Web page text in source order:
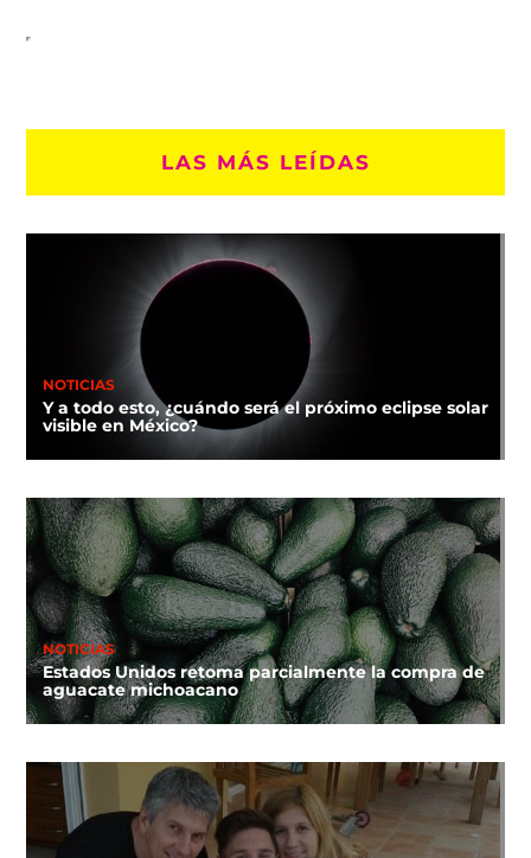
LAS MÁS LEÍDAS
NOTICIAS
Y a todo esto, ¿cuándo será el próximo eclipse solar
visible en México?
NOTICIAS
Estados Unidos retoma parcialmente la compra de
aguacate michoacano